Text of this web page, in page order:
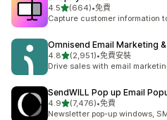
4.5滿分 5 顆星
(664)
共有 664 則評價
•免費
Capture customer information
Omnisend Email Marketing &
4.8滿分 5 顆星
(2,951)
共有 2951 則評價
•免費安裝
Drive sales with email
SendWILL Pop up Email
4.9滿分 5 顆星
(7,476)
共有 7476 則評價
•免費
Newsletter pop-up windows,